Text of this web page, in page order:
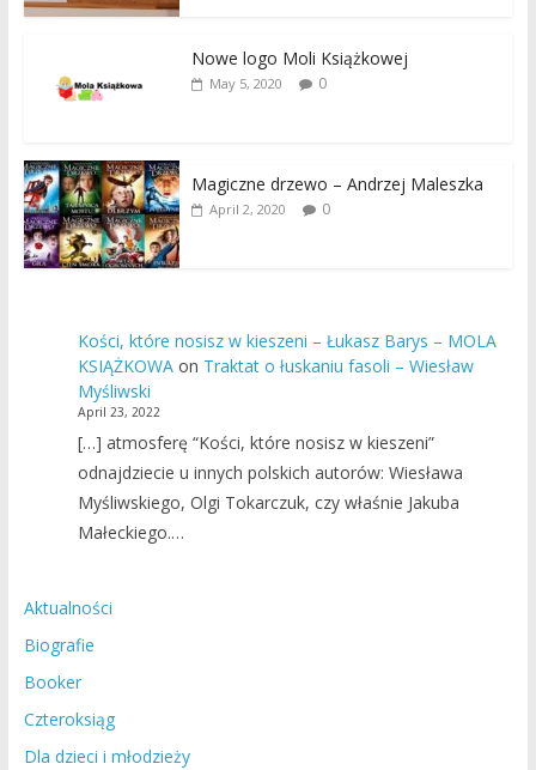
Nowe logo Moli Książkowej
May 5, 2020 0
Magiczne drzewo – Andrzej Maleszka
April 2, 2020 0
Kości, które nosisz w kieszeni – Łukasz Barys – MOLA
KSIĄŻKOWA on Traktat o łuskaniu fasoli – Wiesław
Myśliwski
April 23, 2022
[…] atmosferę “Kości, które nosisz w kieszeni”
odnajdziecie u innych polskich autorów: Wiesława
Myśliwskiego, Olgi Tokarczuk, czy właśnie Jakuba
Małeckiego.…
Aktualności
Biografie
Booker
Czteroksiąg
Dla dzieci i młodzieży